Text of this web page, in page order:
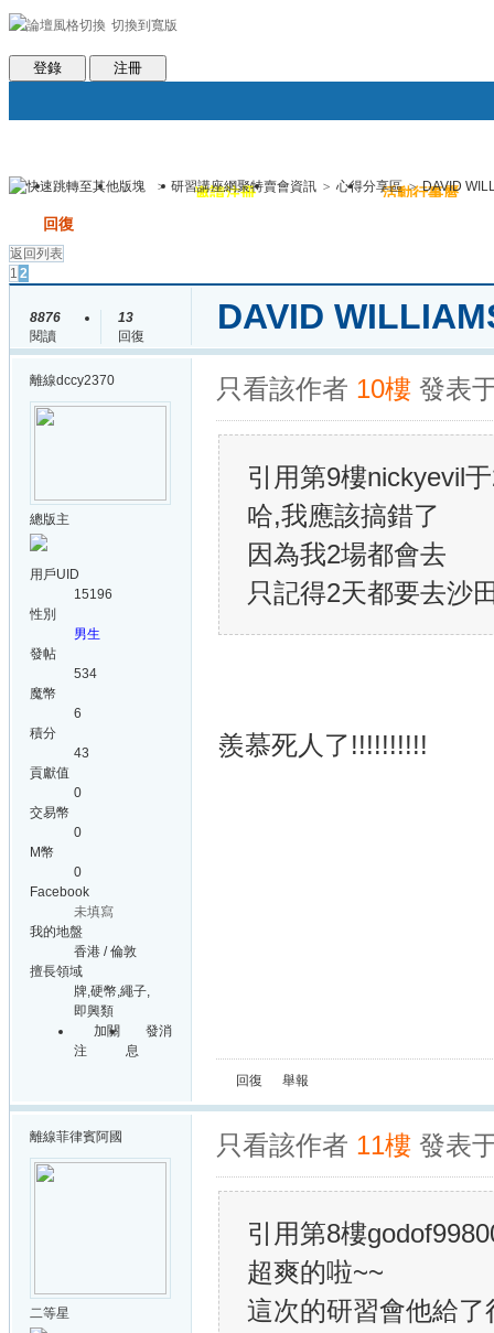
切換到寬版
會員條款 社區服務
登錄 注冊
論壇 圈子 邀請注冊 群組聚合 活動行事曆
> 研習講座網聚特賣會資訊 > 心得分享區 > DAVID
回復
返回列表
1 2
8876
閱讀
13
回復
DAVID
離線dccy2370
總版主
用戶UID
15196
性別
男生
發帖
534
魔幣
6
積分
43
貢獻值
0
交易幣
0
M幣
0
Facebook
未填寫
我的地盤
香港 / 倫敦
擅長領域
牌,硬幣,繩子,
即興類
加關
注
發消
息
只看該作者 10樓 發表
引用第9樓nickyevil
哈,我應該搞錯了
因為我2場都會去
只記得2天都要去沙
羨慕死人了!!!!!!!!!!
回復 舉報
離線菲律賓阿國
二等星
只看該作者 11樓 發表
引用第8樓
超爽的啦~~
這次的研習會他給